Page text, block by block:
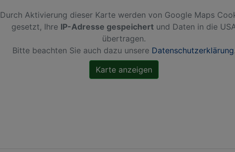
Durch Aktivierung dieser Karte werden von Google Maps
gesetzt, Ihre IP-Adresse gespeichert und Daten in die
übertragen.
Bitte beachten Sie auch dazu unsere Datenschutzerklärung